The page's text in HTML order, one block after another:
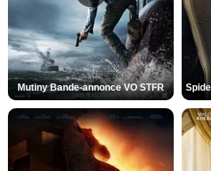
Mutiny Bande-annonce VO STFR